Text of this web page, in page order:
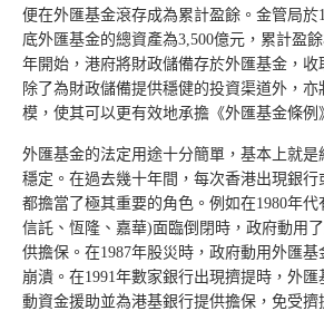
便在外匯基金滾存成為累計盈餘。金管局於
底外匯基金的總資產為3,500億元，累計盈
年開始，港府將財政儲備存於外匯基金，收
除了為財政儲備提供穩健的投資渠道外，
模，使其可以更有效地承擔《外匯基金條例
外匯基金的法定用途十分簡單，基本上就是
穩定。在過去幾十年間，每次香港出現銀
都擔當了極其重要的角色。例如在1980年
信託、恆隆、嘉華)面臨倒閉時，政府動用
供擔保。在1987年股災時，政府動用外匯
崩潰。在1991年數家銀行出現擠提時，外
動資金援助並為港基銀行提供擔保，免受擠